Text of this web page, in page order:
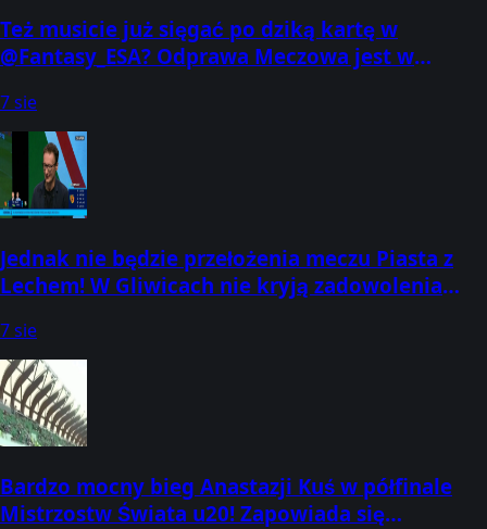
Też musicie już sięgać po dziką kartę w
@Fantasy_ESA? Odprawa Meczowa jest w
7 sie
Jednak nie będzie przełożenia meczu Piasta z
Lechem! W Gliwicach nie kryją zadowolenia
7 sie
Bardzo mocny bieg Anastazji Kuś w półfinale
Mistrzostw Świata u20! Zapowiada się